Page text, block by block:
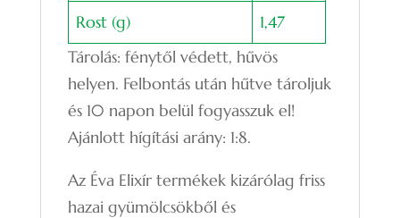
Rost (g)
1,47
Tárolás: fénytől védett, hűvös
helyen. Felbontás után hűtve tároljuk
és 10 napon belül fogyasszuk el!
Ajánlott hígítási arány: 1:8.
Az Éva Elixír termékek kizárólag friss
hazai gyümölcsökből és